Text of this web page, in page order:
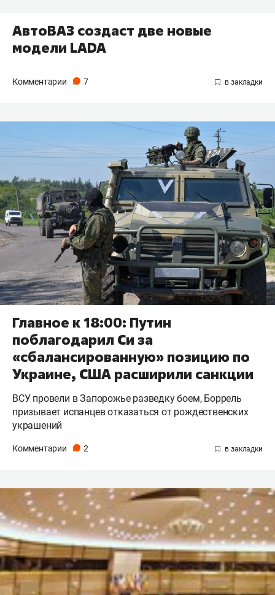
АвтоВАЗ создаст две новые
модели LADA
Комментарии 7
Главное к 18:00: Путин
поблагодарил Си за
«сбалансированную» позицию по
Украине, США расширили санкции
ВСУ провели в Запорожье разведку боем, Боррель
призывает испанцев отказаться от рождественских
украшений
Комментарии 2